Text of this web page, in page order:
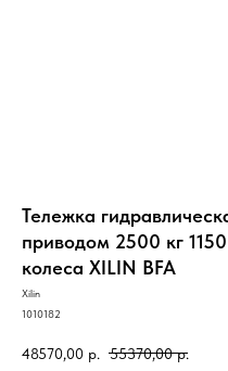
Тележка
приводом 2500 кг
колеса XILIN BFA
Xilin
1010182
48570,00 р. 55370,00 р.